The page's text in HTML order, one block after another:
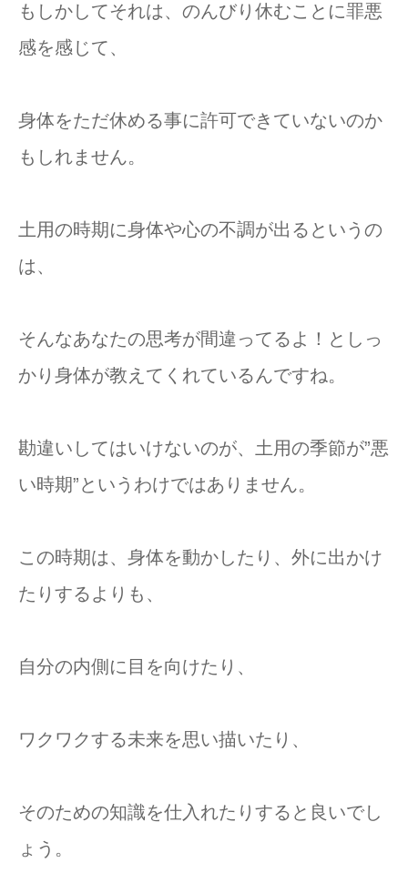
もしかしてそれは、のんびり休むことに罪悪
感を感じて、
身体をただ休める事に許可できていないのか
もしれません。
土用の時期に身体や心の不調が出るというの
は、
そんなあなたの思考が間違ってるよ！としっ
かり身体が教えてくれているんですね。
勘違いしてはいけないのが、土用の季節が”悪
い時期”というわけではありません。
この時期は、身体を動かしたり、外に出かけ
たりするよりも、
自分の内側に目を向けたり、
ワクワクする未来を思い描いたり、
そのための知識を仕入れたりすると良いでし
ょう。